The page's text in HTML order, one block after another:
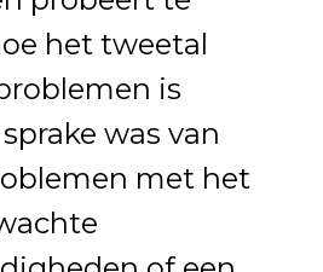
het tweetal
is
was van
met het